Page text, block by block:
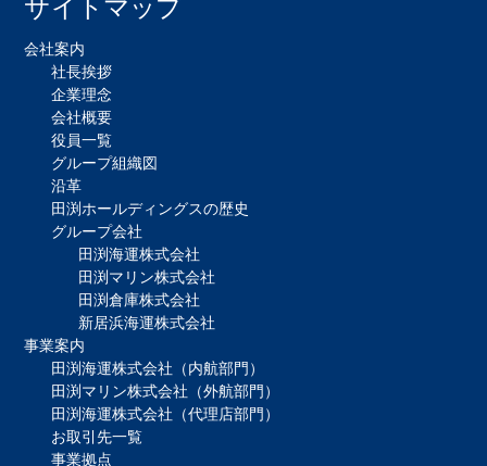
サイトマップ
会社案内
社長挨拶
企業理念
会社概要
役員一覧
グループ組織図
沿革
田渕ホールディングスの歴史
グループ会社
田渕海運株式会社
田渕マリン株式会社
田渕倉庫株式会社
新居浜海運株式会社
事業案内
田渕海運株式会社（内航部門）
田渕マリン株式会社（外航部門）
田渕海運株式会社（代理店部門）
お取引先一覧
事業拠点